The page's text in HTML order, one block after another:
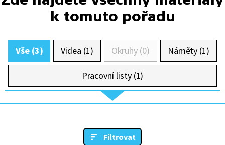
k tomuto pořadu
Vše (3) Videa (1) Okruhy (0) Náměty (1)
Pracovní listy (1)
Filtrovat